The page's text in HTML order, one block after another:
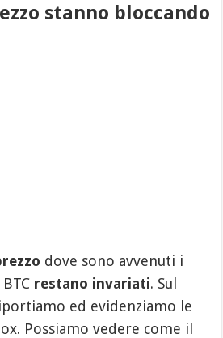
stanno bloccando
dove sono avvenuti i
restano invariati. Sul
ed evidenziamo le
Possiamo vedere come il